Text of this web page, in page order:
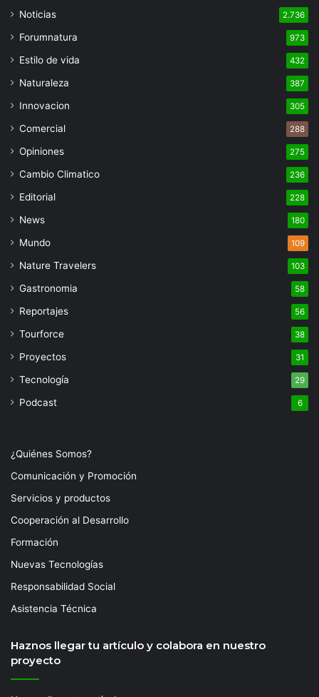
Noticias 2.736
Forumnatura 973
Estilo de vida 432
Naturaleza 387
Innovacion 305
Comercial 288
Opiniones 275
Cambio Climatico 236
Editorial 228
News 180
Mundo 109
Nature Travelers 103
Gastronomia 58
Reportajes 56
Tourforce 38
Proyectos 31
Tecnología 29
Podcast 6
¿Quiénes Somos?
Comunicación y Promoción
Servicios y productos
Cooperación al Desarrollo
Formación
Nuevas Tecnologías
Responsabilidad Social
Asistencia Técnica
Haznos llegar tu artículo y colabora en nuestro
proyecto